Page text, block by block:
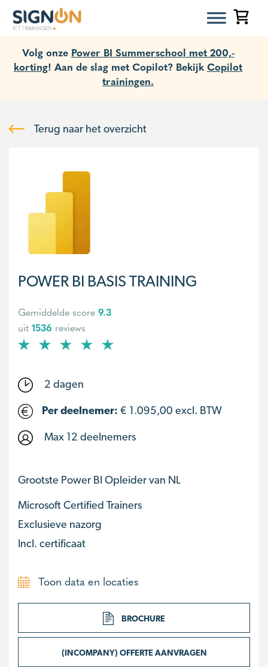
Volg onze Power BI Summerschool met 200,-
korting! Aan de slag met Copilot? Bekijk Copilot
trainingen.
Terug naar het overzicht
POWER BI BASIS TRAINING
Gemiddelde score 9.3
uit 1536 reviews
2 dagen
Per deelnemer: € 1.095,00 excl. BTW
Max 12 deelnemers
Grootste Power BI Opleider van NL
Microsoft Certified Trainers
Exclusieve nazorg
Incl. certificaat
Toon data en locaties
BROCHURE
(INCOMPANY) OFFERTE AANVRAGEN